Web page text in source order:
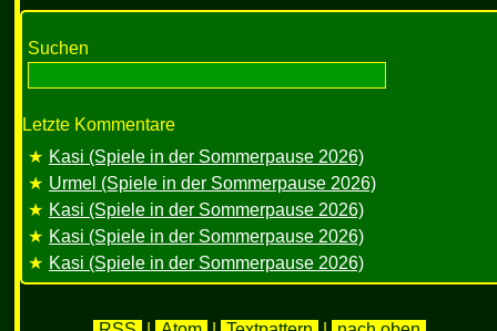
Suchen
Letzte Kommentare
Kasi (Spiele in der Sommerpause 2026)
Urmel (Spiele in der Sommerpause 2026)
Kasi (Spiele in der Sommerpause 2026)
Kasi (Spiele in der Sommerpause 2026)
Kasi (Spiele in der Sommerpause 2026)